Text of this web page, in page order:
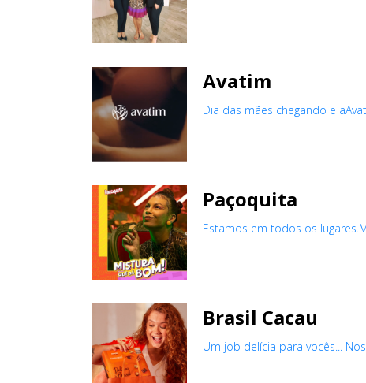
Avatim
Dia das mães chegando e
Paçoquita
Estamos em todos os
Brasil Cacau
Um job delícia para vocês...